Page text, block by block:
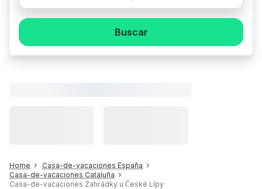
Buscar
Home
Casa-de-vacaciones España
Casa-de-vacaciones Cataluña
Casa-de-vacaciones Zahrádky u České Lípy